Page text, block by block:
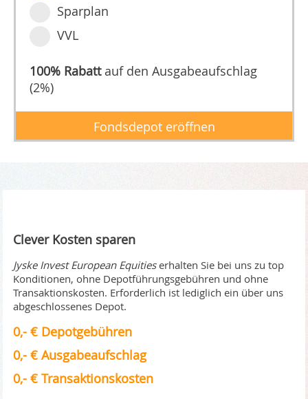
Sparplan
VVL
100% Rabattauf den Ausgabeaufschlag
(2%)
Fondsdepot eröffnen
Clever Kosten sparen
Jyske Invest European Equitieserhalten Sie bei uns zu top
Konditionen, ohne Depotführungsgebühren und ohne
Transaktionskosten. Erforderlich ist lediglich ein über uns
abgeschlossenes Depot.
0,- € Depotgebühren
0,- € Ausgabeaufschlag
0,- € Transaktionskosten